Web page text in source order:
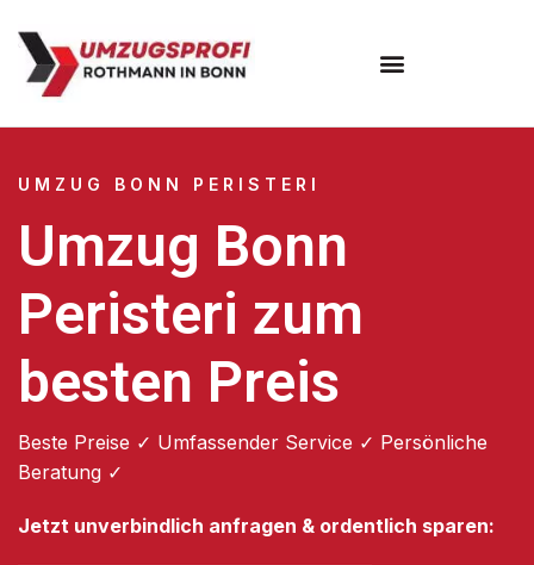
UMZUG BONN PERISTERI
Umzug Bonn
Peristeri zum
besten Preis
Beste Preise ✓ Umfassender Service ✓ Persönliche
Beratung ✓
Jetzt unverbindlich anfragen & ordentlich sparen: